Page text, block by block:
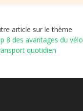
article sur le thème
8 des avantages du vélo
quotidien